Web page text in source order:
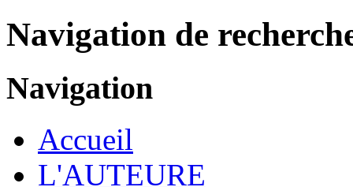
Navigation de
Navigation
Accueil
L'AUTEURE